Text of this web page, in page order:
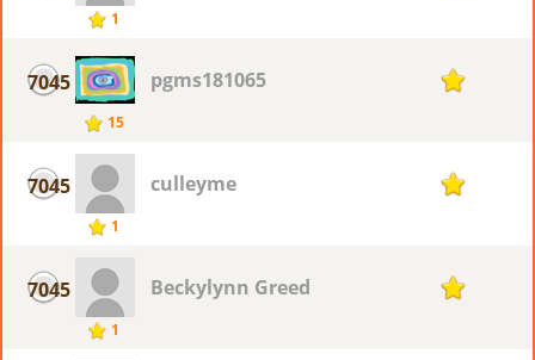
1
7045
15
pgms181065 1
7045
1
culleyme 1
7045
1
Beckylynn Greed 1